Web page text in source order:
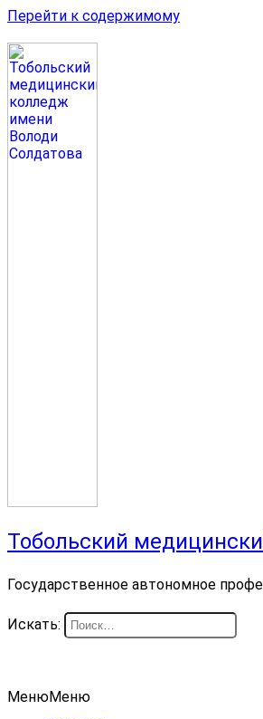
Перейти к содержимому
Тобольский
Государственное автономное
Искать:
МенюМеню